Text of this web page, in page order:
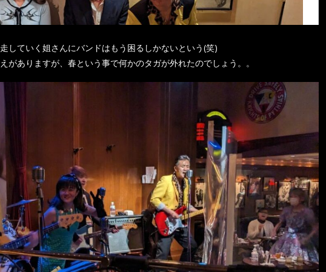
していく姐さんにバンドはもう困るしかないという(笑)
がありますが、春という事で何かのタガが外れたのでしょう。。